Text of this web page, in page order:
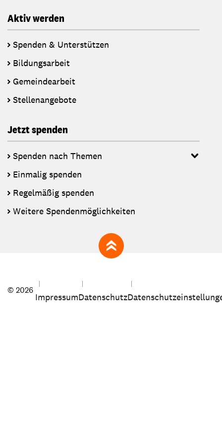
Aktiv werden
Spenden & Unterstützen
Bildungsarbeit
Gemeindearbeit
Stellenangebote
Jetzt spenden
Spenden nach Themen
Einmalig spenden
Regelmäßig spenden
Weitere Spendenmöglichkeiten
zum Seitenanfang
© 2026
ImpressumDatenschutz